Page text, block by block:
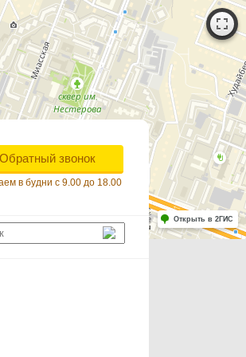
Работает на API 2ГИС
Лицензионное соглашение
API нужен ключ. Помощь: api@2gis.ru
Открыть в 2ГИС
Обратный звонок
в будни с 9.00 до 18.00